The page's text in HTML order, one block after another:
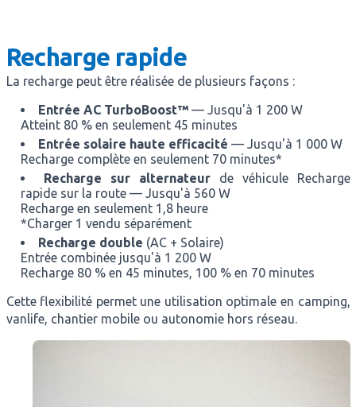
Recharge rapide
La recharge peut être réalisée de plusieurs façons :
Entrée AC TurboBoost™— Jusqu'à 1 200 W
Atteint 80 % en seulement 45 minutes
Entrée solaire haute efficacité — Jusqu'à 1 000 W
Recharge complète en seulement 70 minutes*
Recharge sur alternateurde véhicule Recharge
rapide sur la route — Jusqu'à 560 W
Recharge en seulement 1,8 heure
*Charger 1 vendu séparément
Recharge double (AC + Solaire)
Entrée combinée jusqu'à 1 200 W
Recharge 80 % en 45 minutes, 100 % en 70 minutes
Cette flexibilité permet une utilisation optimale en camping,
vanlife, chantier mobile ou autonomie hors réseau.